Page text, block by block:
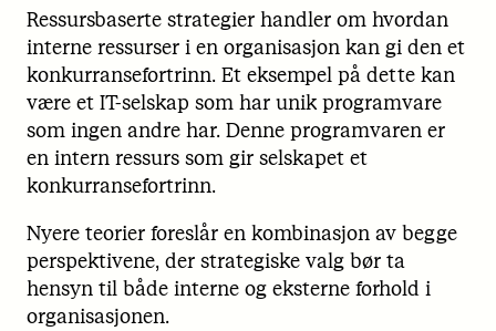
Ressursbaserte strategier handler om hvordan
interne ressurser i en organisasjon kan gi den et
konkurransefortrinn. Et eksempel på dette kan
være et IT-selskap som har unik programvare
som ingen andre har. Denne programvaren er
en intern ressurs som gir selskapet et
konkurransefortrinn.
Nyere teorier foreslår en kombinasjon av begge
perspektivene, der strategiske valg bør ta
hensyn til både interne og eksterne forhold i
organisasjonen.